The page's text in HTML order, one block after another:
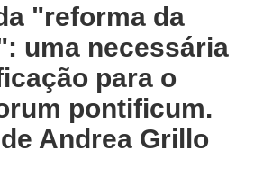
"reforma da
uma necessária
para o
pontificum.
Andrea Grillo